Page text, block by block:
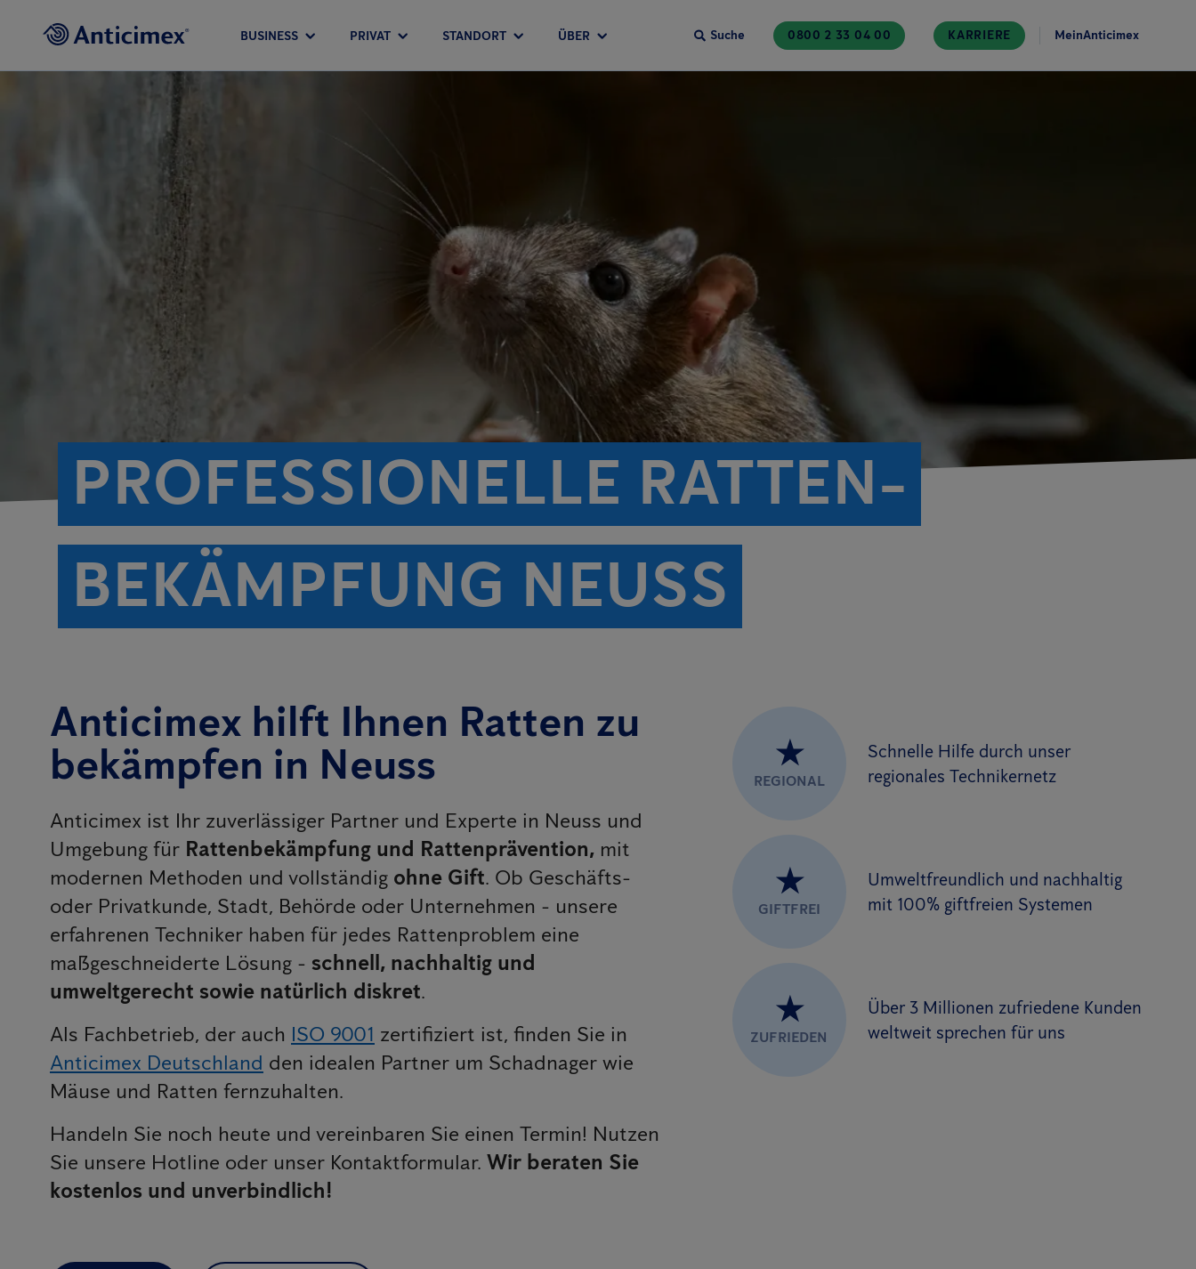
BUSINESS PRIVAT STANDORT ÜBER Suche 0800 2 33 04 00 KARRIERE MeinAnticimex
PROFESSIONELLE RATTEN­
BEKÄMPFUNG NEUSS
Anticimex hilft Ihnen Ratten zu
bekämpfen in Neuss
Anticimex ist Ihr zuverlässiger Partner und Experte in Neuss und
Umgebung für Rattenbekämpfung und Rattenprävention, mit
modernen Methoden und vollständig ohne Gift. Ob Geschäfts-
oder Privatkunde, Stadt, Behörde oder Unternehmen - unsere
erfahrenen Techniker haben für jedes Rattenproblem eine
maßgeschneiderte Lösung - schnell, nachhaltig und
umweltgerecht sowie natürlich diskret.
Als Fachbetrieb, der auch ISO 9001 zertifiziert ist, finden Sie in
Anticimex Deutschland den idealen Partner um Schadnager wie
Mäuse und Ratten fernzuhalten.
Handeln Sie noch heute und vereinbaren Sie einen Termin! Nutzen
Sie unsere Hotline oder unser Kontaktformular. Wir beraten Sie
kostenlos und unverbindlich!
★
REGIONAL
Schnelle Hilfe durch unser
regionales Technikernetz
★
GIFTFREI
Umweltfreundlich und nachhaltig
mit 100% giftfreien Systemen
★
ZUFRIEDEN
Über 3 Millionen zufriedene Kunden
weltweit sprechen für uns